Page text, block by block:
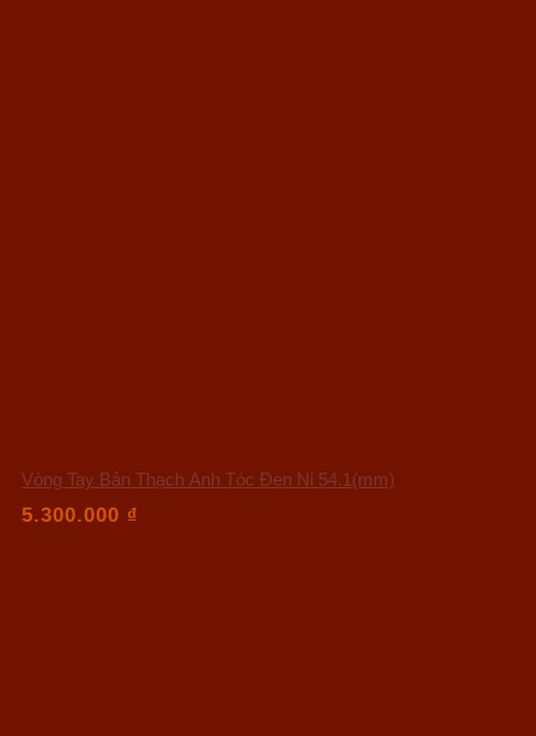
Vòng Tay Bản Thạch Anh Tóc Đen Ni 54.1(mm)
5.300.000 ₫